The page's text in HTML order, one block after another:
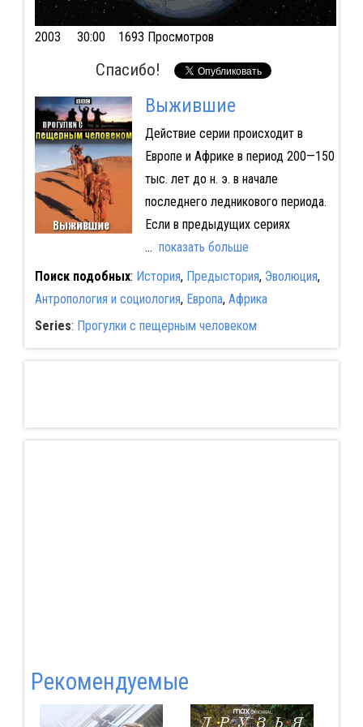
2003 30:00 1693 Просмотров
Спасибо!
Выжившие
Действие серии происходит в
Европе и Африке в период 200—150
тыс. лет до н. э. в начале
последнего ледникового периода.
Если в предыдущих сериях
... показать больше
Поиск подобных: История, Предыстория, Эволюция,
Антропология и социология, Европа, Африка
Series: Прогулки с пещерным человеком
Pекомендуемые